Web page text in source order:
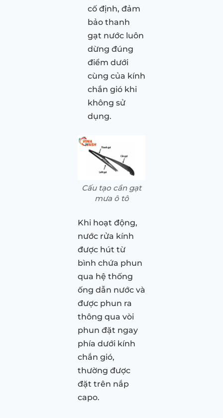
cố định, đảm
bảo thanh
gạt nước luôn
dừng đúng
điểm dưới
cùng của kính
chắn gió khi
không sử
dụng.
Cấu tạo cần gạt
mưa ô tô
Khi hoạt động,
nước rửa kính
được hút từ
bình chứa phun
qua hệ thống
ống dẫn nước và
được phun ra
thông qua vòi
phun đặt ngay
phía dưới kính
chắn gió,
thường được
đặt trên nắp
capo.